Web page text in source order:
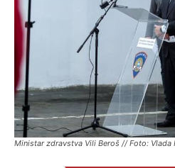
Ministar zdravstva Vili Beroš // Foto: Vlada